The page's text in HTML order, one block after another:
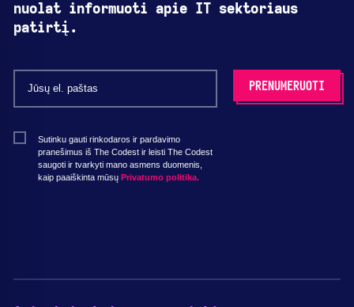
nuolat informuoti apie IT sektoriaus
patirtį.
Sutinku gauti rinkodaros ir pardavimo
pranešimus iš The Codest ir leisti The Codest
saugoti ir tvarkyti mano asmens duomenis,
kaip paaiškinta mūsų Privatumo politika.